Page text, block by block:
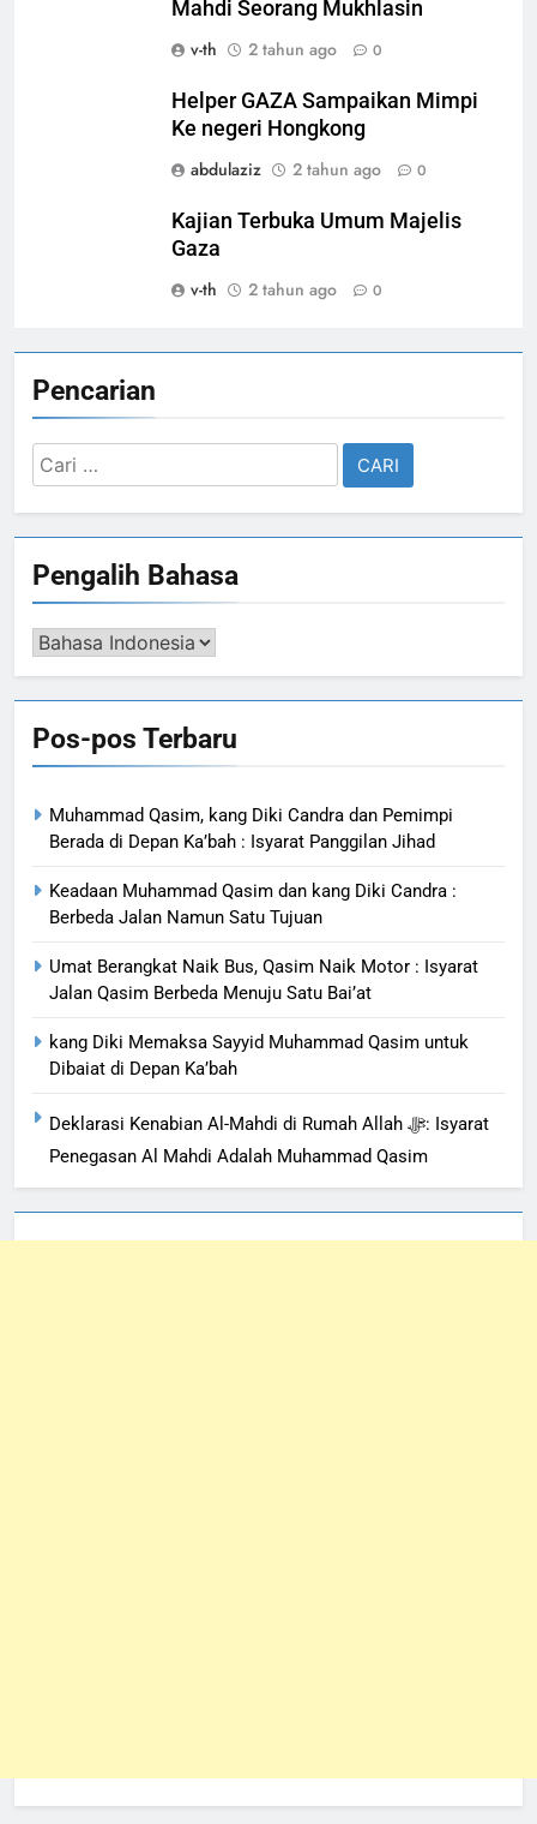
Mahdi Seorang Mukhlasin
v-th
2 tahun ago 0
Helper GAZA Sampaikan Mimpi
Ke negeri Hongkong
abdulaziz
2 tahun ago 0
Kajian Terbuka Umum Majelis
Gaza
v-th
2 tahun ago 0
Pencarian
Cari
untuk:
Pengalih Bahasa
Pengalih
Pos-pos Terbaru
Muhammad Qasim, kang Diki Candra dan Pemimpi
Berada di Depan Ka’bah : Isyarat Panggilan Jihad
Keadaan Muhammad Qasim dan kang Diki Candra :
Berbeda Jalan Namun Satu Tujuan
Umat Berangkat Naik Bus, Qasim Naik Motor : Isyarat
Jalan Qasim Berbeda Menuju Satu Bai’at
kang Diki Memaksa Sayyid Muhammad Qasim untuk
Dibaiat di Depan Ka’bah
Deklarasi Kenabian Al-Mahdi di Rumah Allah ﷻ: Isyarat
Penegasan Al Mahdi Adalah Muhammad Qasim